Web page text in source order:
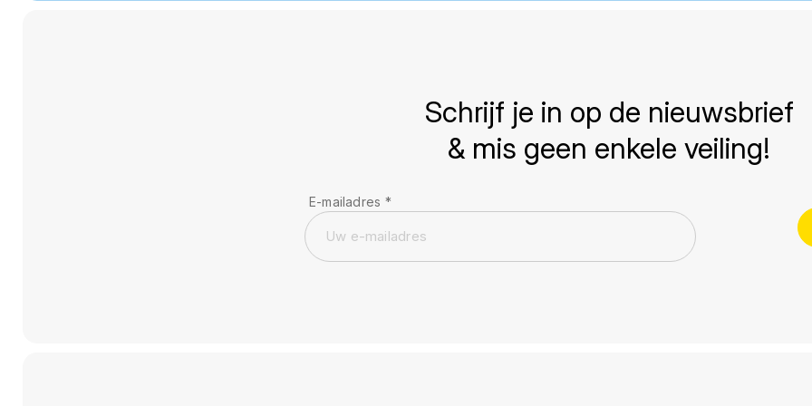
Schrijf je in op de nieuwsbrief
& mis geen enkele veiling!
E-mailadres *